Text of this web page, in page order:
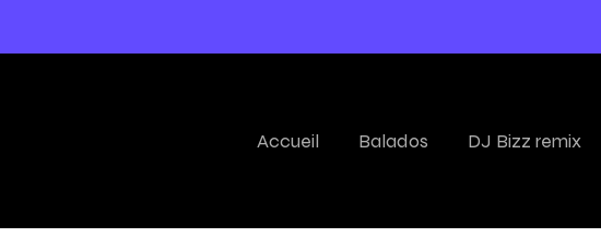
Accueil Balados DJ Bizz remix